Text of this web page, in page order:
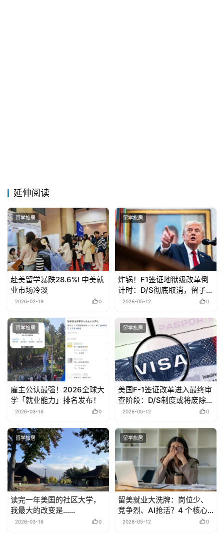
延伸阅读
留学旅居
赴美留学暴跌28.6%! 中美就
业市场冷淡
2026-02-19 0
留学旅居
炸锅！F1签证地狱级改革倒
计时：D/S彻底取消，留子该
如何应对
2026-05-12 0
留学旅居
雇主公认最强！2026全球大
学「就业能力」排名发布！
2026-03-16 0
留学旅居
美国F-1签证改革进入最终审
查阶段：D/S制度或将废除，
留学生群体面临多重挑战
2026-05-12 0
留学旅居
读完一年美国的社区大学，
我最大的改变是……
2026-03-16 0
留学旅居
留美就业大洗牌：岗位少、
竞争烈、AI抢活？4 个核心
破局策略
2026-05-12 0